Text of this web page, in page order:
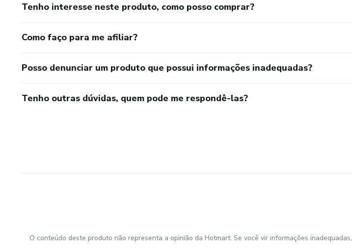
Tenho interesse neste produto, como posso comprar?
Como faço para me afiliar?
Posso denunciar um produto que possui informações inadequadas?
Tenho outras dúvidas, quem pode me respondê-las?
O conteúdo deste produto não representa a opinião da Hotmart. Se você vir informações inadequadas,